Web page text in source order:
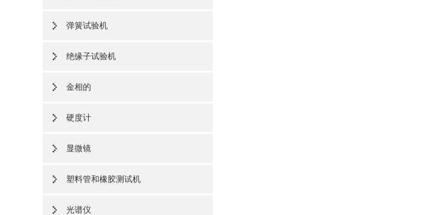
弹簧试验机
绝缘子试验机
金相的
硬度计
显微镜
塑料管和橡胶测试机
光谱仪